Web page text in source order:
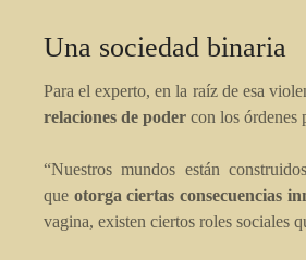
Una sociedad binaria
Para el experto, en la raíz de esa
relaciones de poder con los órdenes
“Nuestros mundos están
que otorga ciertas consecuencias
vagina, existen ciertos roles sociales